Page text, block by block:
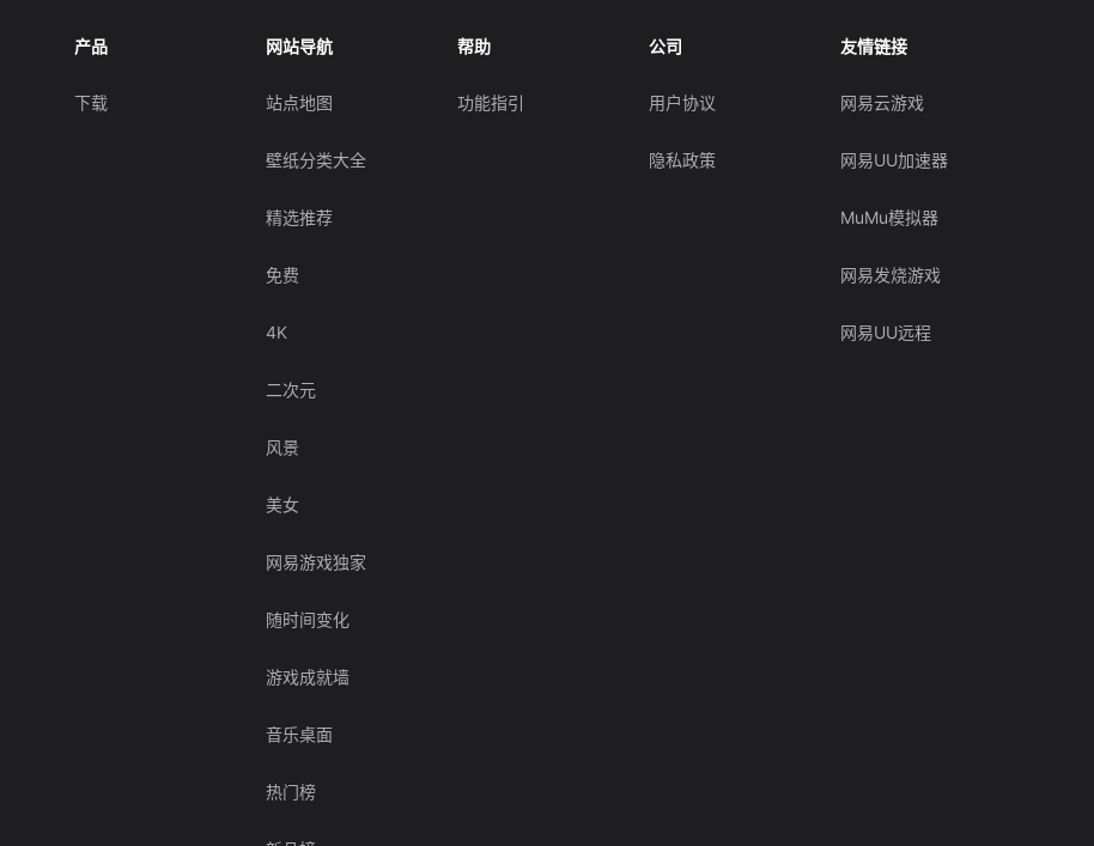
产品
下载
网站导航
站点地图
壁纸分类大全
精选推荐
免费
4K
二次元
风景
美女
网易游戏独家
随时间变化
游戏成就墙
音乐桌面
热门榜
帮助
功能指引
公司
用户协议
隐私政策
友情链接
网易云游戏
网易UU加速器
MuMu模拟器
网易发烧游戏
网易UU远程